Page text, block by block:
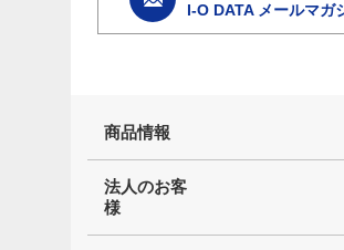
I-O DATA メールマガ
商品情報
法人のお客
様